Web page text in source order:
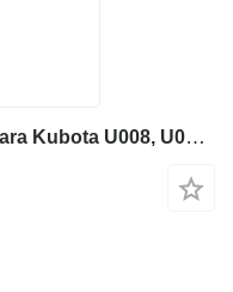
Motor hidráulico para marcha para Kubota U008, U0083, U10, U15, U153, U173 maquinaria de construcción